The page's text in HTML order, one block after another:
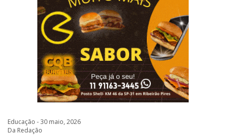
Educação - 30 maio, 2026
Da Redação